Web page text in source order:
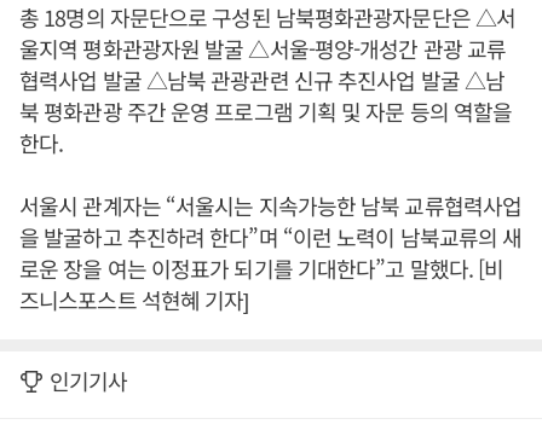
총 18명의 자문단으로 구성된 남북평화관광자문단은 △서
울지역 평화관광자원 발굴 △서울-평양-개성간 관광 교류
협력사업 발굴 △남북 관광관련 신규 추진사업 발굴 △남
북 평화관광 주간 운영 프로그램 기획 및 자문 등의 역할을
한다.
서울시 관계자는 “서울시는 지속가능한 남북 교류협력사업
을 발굴하고 추진하려 한다”며 “이런 노력이 남북교류의 새
로운 장을 여는 이정표가 되기를 기대한다”고 말했다. [비
즈니스포스트 석현혜 기자]
인기기사